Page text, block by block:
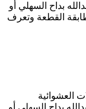
بداح السهلي أو
القطعة وتعرف
العشوائية
بداح السهلي أو